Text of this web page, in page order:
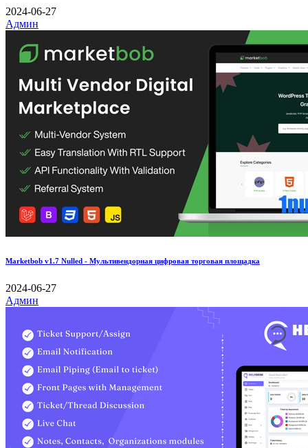
2024-06-27
Админ
Marketbob v1.7 Nulled - Мультивендорная цифровая торговая площадка
2024-06-27
Админ